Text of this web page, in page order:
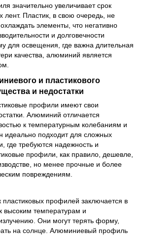
значительно увеличивает срок
лент. Пластик, в свою очередь, не
элементы, что негативно
и долговечности
для освещения, где важна длительная
качества, алюминий является
и пластикового
и недостатки
профили имеют свои
Алюминий отличается
к температурным колебаниям и
идеально подходит для сложных
где требуются надежность и
профили, как правило, дешевле,
но менее прочные и более
повреждениям.
пластиковых профилей заключается в
высоким температурам и
Они могут терять форму,
на солнце. Алюминиевый профиль